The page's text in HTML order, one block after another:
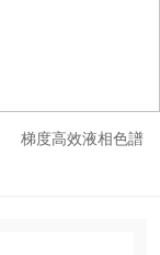
梯度高效液相色譜